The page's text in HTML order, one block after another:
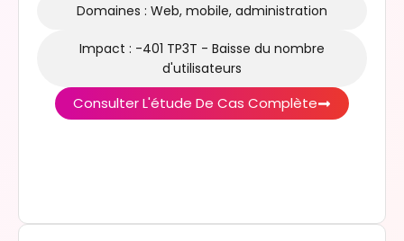
Domaines : Web, mobile, administration
Impact : -401 TP3T - Baisse du nombre
d'utilisateurs
Consulter L'étude De Cas Complète